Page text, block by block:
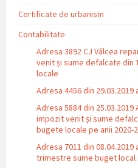
Certificate de urbanism
Contabilitate
Adresa 3892 CJ Vâlcea
venit și sume defalcate din
locale
Adresa 4456 din 29.03.2019
Adresa 5884 din
impozit venit și sume
bugete locale pe anii 2020-
Adresa 7011 din 08.04.2019
trimestre sume buget local